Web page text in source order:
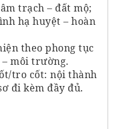
trạch – đất mộ;
hạ huyệt – hoàn
theo phong tục
– môi trường.
tro cốt: nội thành
đi kèm đầy đủ.